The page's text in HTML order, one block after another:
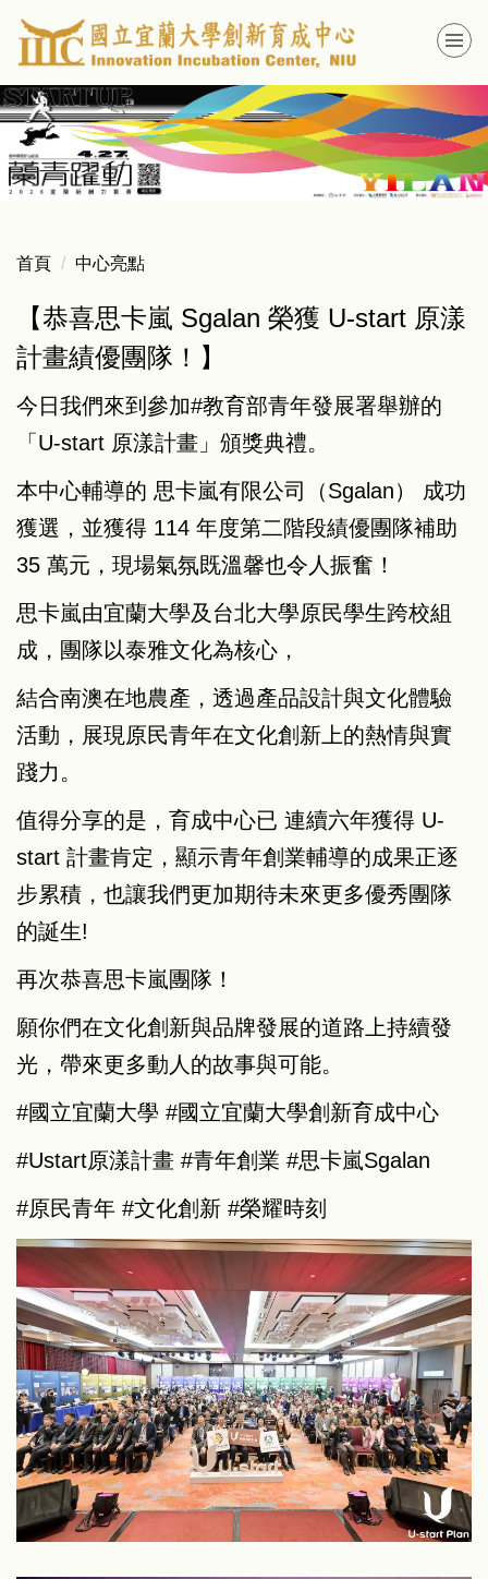
跳
到
主
要
內
容
區
首頁 中心亮點
【恭喜思卡嵐 Sgalan 榮獲 U-start 原漾
計畫績優團隊！】
今日我們來到參加#教育部青年發展署舉辦的
「U-start 原漾計畫」頒獎典禮。
本中心輔導的 思卡嵐有限公司（Sgalan） 成功
獲選，並獲得 114 年度第二階段績優團隊補助
35 萬元，現場氣氛既溫馨也令人振奮！
思卡嵐由宜蘭大學及台北大學原民學生跨校組
成，團隊以泰雅文化為核心，
結合南澳在地農產，透過產品設計與文化體驗
活動，展現原民青年在文化創新上的熱情與實
踐力。
值得分享的是，育成中心已 連續六年獲得 U-
start 計畫肯定，顯示青年創業輔導的成果正逐
步累積，也讓我們更加期待未來更多優秀團隊
的誕生!
再次恭喜思卡嵐團隊！
願你們在文化創新與品牌發展的道路上持續發
光，帶來更多動人的故事與可能。
#國立宜蘭大學 #國立宜蘭大學創新育成中心
#Ustart原漾計畫 #青年創業 #思卡嵐Sgalan
#原民青年 #文化創新 #榮耀時刻